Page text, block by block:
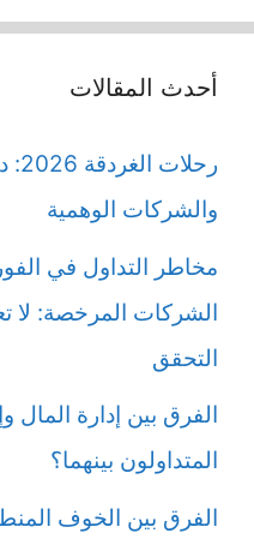
أحدث المقالات
والشركات الوهمية
مخاطر التداول في
الشركات المرخصة: لا
التحقق
الفرق بين إدارة المال
المتداولون بينهما؟
الفرق بين الخوف